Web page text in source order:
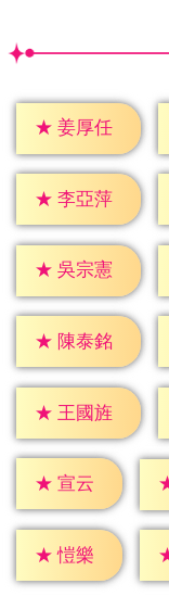
★ 姜厚任
★ 李亞萍
★ 吳宗憲
★ 陳泰銘
★ 王國旌
★ 宣云
★ 愷樂